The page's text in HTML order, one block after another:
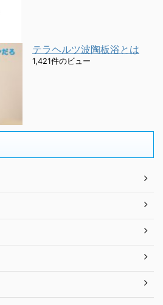
テラヘルツ波陶板浴とは
1,421件のビュー